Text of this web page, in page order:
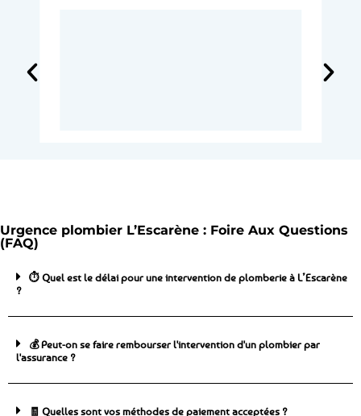
Urgence plombier L’Escarène : Foire Aux Questions
(FAQ)
⏱️ Quel est le délai pour une intervention de plomberie à L’Escarène
?
💰 Peut-on se faire rembourser l'intervention d'un plombier par
l'assurance ?
🧾 Quelles sont vos méthodes de paiement acceptées ?